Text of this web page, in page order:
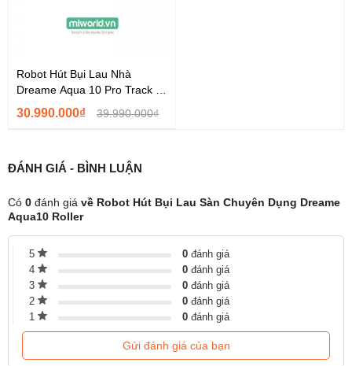
AquaRoll™ – Công nghệ lau sàn tự làm sạch
Khác với robot thông thường, Dreame Aqua10 Roller trang bị
Giẻ lau được làm ẩm và tự làm sạch ngay trong quá trình hoạt
động, kết hợp
Robot Hút Bụi Lau Nhà
Dreame Aqua 10 Pro Track -
Hàng Chính Hãng
30.990.000₫ 39.990.000₫
ĐÁNH GIÁ - BÌNH LUẬN
Có 0 đánh giá về Robot Hút Bụi Lau Sàn Chuyên Dụng Dreame
Aqua10 Roller
5 0 đánh giá
4
0 đánh giá
3
0 đánh giá
2
0 đánh giá
1
0 đánh giá
Gửi đánh giá của bạn